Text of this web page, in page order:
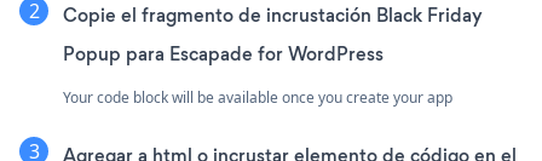
Copie el fragmento de incrustación Black Friday
Popup para Escapade for WordPress
Your code block will be available once you create your app
Agregar a html o incrustar elemento de código en el